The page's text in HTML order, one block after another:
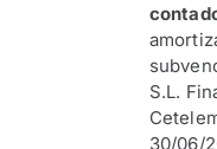
S.L.
30/06/